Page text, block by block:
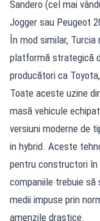
Sandero (cel mai
Jogger sau Peugeot
În mod similar,
platformă strategică
producători ca
Toate aceste uzine
masă vehicule
versiuni moderne de
in hybrid. Aceste
pentru constructori în
companiile trebuie
medii impuse prin
amenzile drastice.